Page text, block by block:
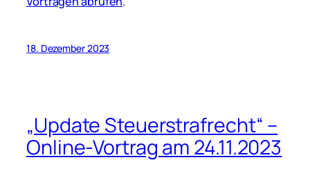
18. Dezember 2023
„Update Steuerstrafrecht“ –
Online-Vortrag am 24.11.2023